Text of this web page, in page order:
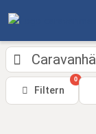
Filtern
0